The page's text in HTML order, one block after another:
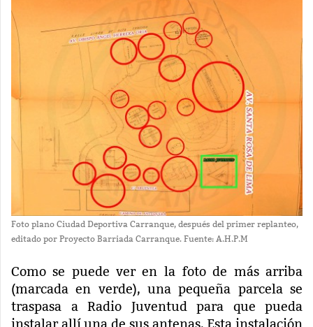
Foto plano Ciudad Deportiva Carranque, después del primer replanteo,
editado por Proyecto Barriada Carranque. Fuente: A.H.P.M
Como se puede ver en la foto de más arriba
(marcada en verde), una pequeña parcela se
traspasa a Radio Juventud para que pueda